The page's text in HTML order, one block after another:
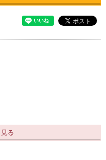
る